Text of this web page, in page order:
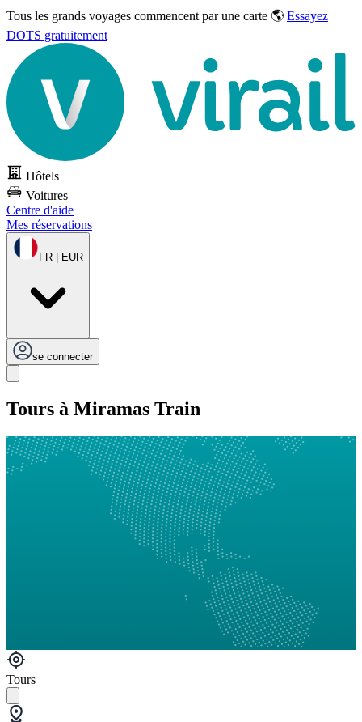
Tous les grands voyages commencent par une carte 🌎 Essayez
DOTS gratuitement
Hôtels
Voitures
Centre d'aide
Mes réservations
FR | EUR
se connecter
Tours à Miramas Train
Tours